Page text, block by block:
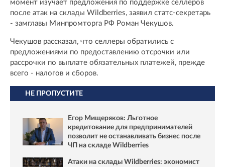
момент изучает предложения по поддержке селлеров
после атак на склады Wildberries, заявил статс-секретарь
- замглавы Минпромторга РФ Роман Чекушов.
Чекушов рассказал, что селлеры обратились с
предложениями по предоставлению отсрочки или
рассрочки по выплате обязательных платежей, прежде
всего - налогов и сборов.
НЕ ПРОПУСТИТЕ
Егор Мищеряков: Льготное
кредитование для предпринимателей
позволит не останавливать бизнес после
ЧП на складе Wildberries
Атаки на склады Wildberries: экономист